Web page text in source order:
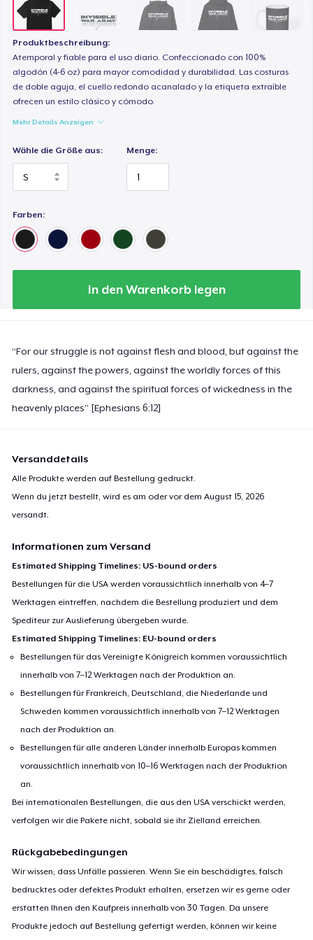
Produktbeschreibung:
Atemporal y fiable para el uso diario. Confeccionado con 100%
algodón (4-6 oz) para mayor comodidad y durabilidad. Las costuras
de doble aguja, el cuello redondo acanalado y la etiqueta extraíble
ofrecen un estilo clásico y cómodo.
Mehr Details Anzeigen
Wähle die Größe aus: Menge:
Farben:
In den Warenkorb legen
“For our struggle is not against flesh and blood, but against the
rulers, against the powers, against the worldly forces of this
darkness, and against the spiritual forces of wickedness in the
heavenly places” [Ephesians 6:12]
Versanddetails
Alle Produkte werden auf Bestellung gedruckt.
Wenn du jetzt bestellt, wird es am oder vor demAugust 15, 2026
versandt.
Informationen zum Versand
Estimated Shipping Timelines: US-bound orders
Bestellungen für die USA werden voraussichtlich innerhalb von 4–7
Werktagen eintreffen, nachdem die Bestellung produziert und dem
Spediteur zur Auslieferung übergeben wurde.
Estimated Shipping Timelines: EU-bound orders
Bestellungen für das Vereinigte Königreich kommen voraussichtlich
innerhalb von 7–12 Werktagen nach der Produktion an.
Bestellungen für Frankreich, Deutschland, die Niederlande und
Schweden kommen voraussichtlich innerhalb von 7–12 Werktagen
nach der Produktion an.
Bestellungen für alle anderen Länder innerhalb Europas kommen
voraussichtlich innerhalb von 10–16 Werktagen nach der Produktion
an.
Bei internationalen Bestellungen, die aus den USA verschickt werden,
verfolgen wir die Pakete nicht, sobald sie ihr Zielland erreichen.
Rückgabebedingungen
Wir wissen, dass Unfälle passieren. Wenn Sie ein beschädigtes, falsch
bedrucktes oder defektes Produkt erhalten, ersetzen wir es gerne oder
erstatten Ihnen den Kaufpreis innerhalb von 30 Tagen. Da unsere
Produkte jedoch auf Bestellung gefertigt werden, können wir keine